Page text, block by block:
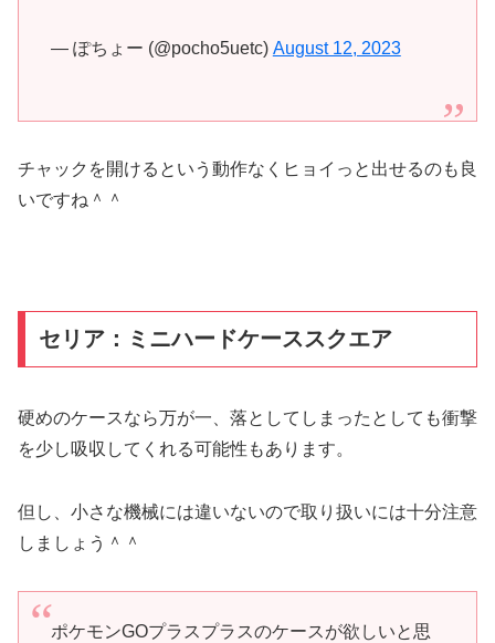
— ぽちょー (@pocho5uetc) August 12, 2023
チャックを開けるという動作なくヒョイっと出せるのも良
いですね＾＾
セリア：ミニハードケーススクエア
硬めのケースなら万が一、落としてしまったとしても衝撃
を少し吸収してくれる可能性もあります。
但し、小さな機械には違いないので取り扱いには十分注意
しましょう＾＾
ポケモンGOプラスプラスのケースが欲しいと思